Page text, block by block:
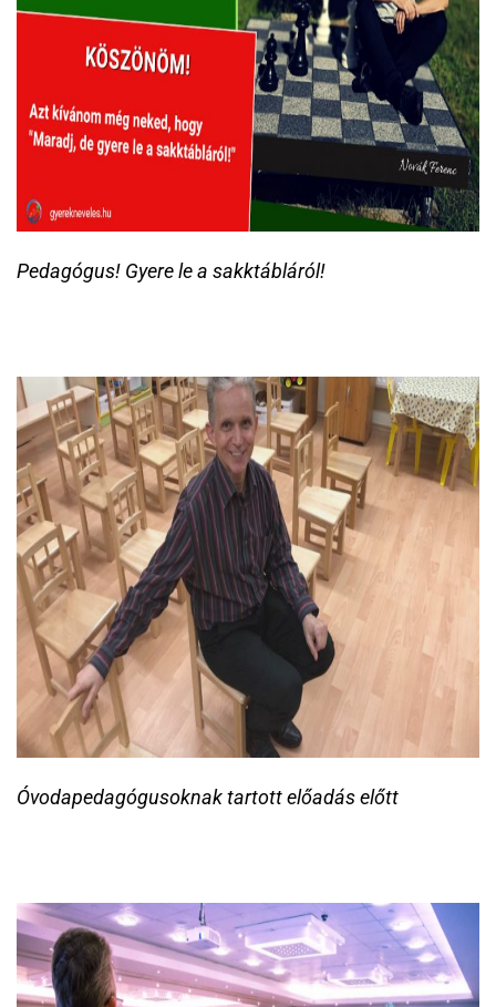
Pedagógus! Gyere le a sakktábláról!
Óvodapedagógusoknak tartott előadás előtt